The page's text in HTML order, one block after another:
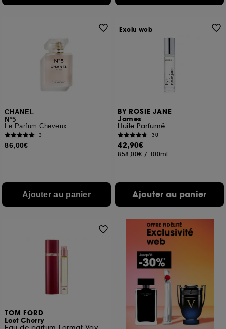
CHANEL
N°5
Le Parfum Cheveux
3
86,00€
Ajouter au panier
BY ROSIE JANE
James
Huile Parfumé
30
42,90€
858,00€ / 100ml
Ajouter au panier
Exclu web
TOM FORD
Lost Cherry